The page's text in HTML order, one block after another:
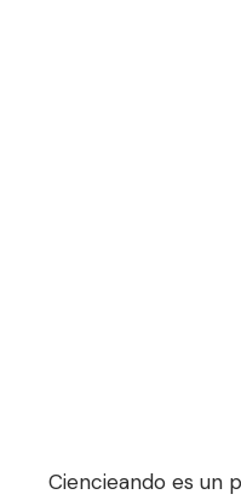
Ciencieando es un